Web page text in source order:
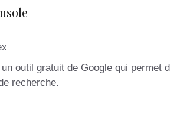
outil gratuit de Google qui permet
recherche.